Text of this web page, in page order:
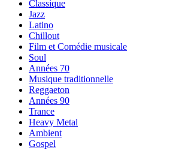
Classique
Jazz
Latino
Chillout
Film et Comédie musicale
Soul
Années 70
Musique traditionnelle
Reggaeton
Années 90
Trance
Heavy Metal
Ambient
Gospel